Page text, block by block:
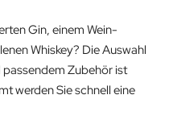
Gin, einem Wein-
Whiskey? Die Auswahl
passendem Zubehör ist
werden Sie schnell eine